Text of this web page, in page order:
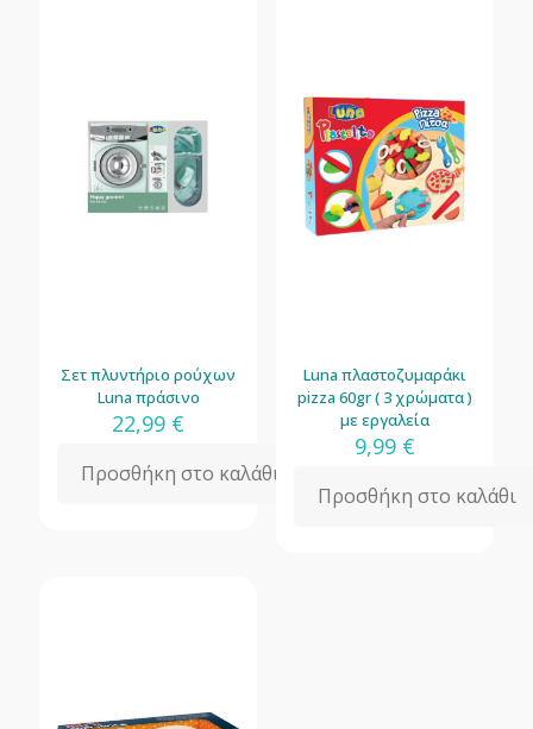
Σετ πλυντήριο ρούχων
Luna πράσινο
22,99 €
Προσθήκη στο καλάθι
Luna πλαστοζυμαράκι
pizza 60gr ( 3 χρώματα )
με εργαλεία
9,99 €
Προσθήκη στο καλάθι